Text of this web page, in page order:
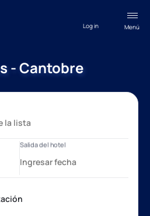
Menú
Log in
- Cantobre